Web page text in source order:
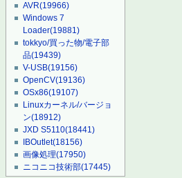
AVR(19966)
Windows 7
Loader(19881)
tokkyo/買った物/電子部
品(19439)
V-USB(19156)
OpenCV(19136)
OSx86(19107)
Linuxカーネル/バージョ
ン(18912)
JXD S5110(18441)
IBOutlet(18156)
画像処理(17950)
ニコニコ技術部(17445)